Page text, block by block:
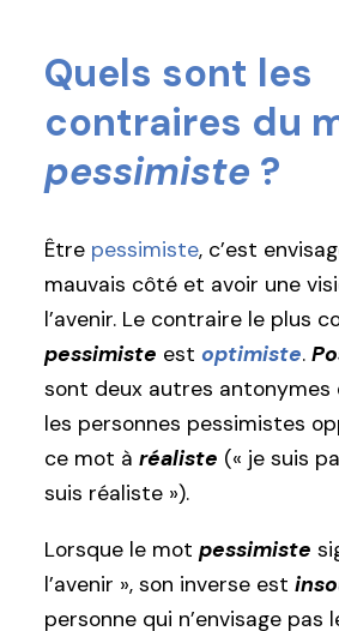
Quels sont les
contraires du
pessimiste ?
Être pessimiste, c’est
mauvais côté et avoir une
l’avenir. Le contraire le plus
pessimiste est optimiste.
sont deux autres antonymes
les personnes pessimistes
ce mot à réaliste (« je suis
suis réaliste »).
Lorsque le mot pessimiste
l’avenir », son inverse est
personne qui n’envisage pas